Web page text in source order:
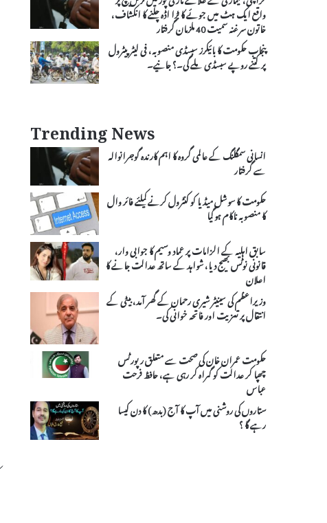
واقع ایک ہٹ میں جوئے کا بڑا اڈہ چلنے کا انکشاف،
خاتون سرغنہ سمیت 40 ملزمان گرفتار
پنجاب حکومت کا بائیکرز سبسڈی منصوبہ، فی لیٹر پیٹرول
پر کتنے روپے سبسڈی ملے گی۔؟ جانیے۔
Trending News
انسانی سمگلنگ کے عالمی گروہ کا اہم کارندہ گوجرانوالہ
سے گرفتار
حکومت کا سوشل میڈیا کو کنٹرول کرنے کیلئے فائر وال
کا منصوبہ ناکام ہو گیا
سابق اہلیہ کے الزامات پر عماد وسیم کا جوابی وار،
قانونی نوٹس بھیج دیا، شواہد کے ساتھ عدالت جانے کا
اعلان
وزیراعظم کی سینیٹر شیری رحمان کے گھر آمد، بیٹی کے
انتقال پر تعزیت اور فاتحہ خوانی کی۔
حکومت عمران خان کی صحت سے متعلق رپورٹس
چھپا کر عدالت کو گمراہ کر رہی ہے، حافظ فرحت
عباس
ستاروں کی روشنی میں آپ کا آج (بدھ) کا دن کیسا
رہے گا ؟